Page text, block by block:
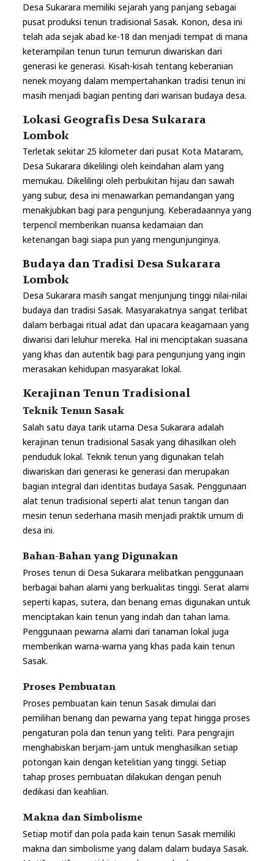
Desa Sukarara memiliki sejarah yang panjang sebagai
pusat produksi tenun tradisional Sasak. Konon, desa ini
telah ada sejak abad ke-18 dan menjadi tempat di mana
keterampilan tenun turun temurun diwariskan dari
generasi ke generasi. Kisah-kisah tentang keberanian
nenek moyang dalam mempertahankan tradisi tenun ini
masih menjadi bagian penting dari warisan budaya desa.
Lokasi Geografis Desa Sukarara
Lombok
Terletak sekitar 25 kilometer dari pusat Kota Mataram,
Desa Sukarara dikelilingi oleh keindahan alam yang
memukau. Dikelilingi oleh perbukitan hijau dan sawah
yang subur, desa ini menawarkan pemandangan yang
menakjubkan bagi para pengunjung. Keberadaannya yang
terpencil memberikan nuansa kedamaian dan
ketenangan bagi siapa pun yang mengunjunginya.
Budaya dan Tradisi Desa Sukarara
Lombok
Desa Sukarara masih sangat menjunjung tinggi nilai-nilai
budaya dan tradisi Sasak. Masyarakatnya sangat terlibat
dalam berbagai ritual adat dan upacara keagamaan yang
diwarisi dari leluhur mereka. Hal ini menciptakan suasana
yang khas dan autentik bagi para pengunjung yang ingin
merasakan kehidupan masyarakat lokal.
Kerajinan Tenun Tradisional
Teknik Tenun Sasak
Salah satu daya tarik utama Desa Sukarara adalah
kerajinan tenun tradisional Sasak yang dihasilkan oleh
penduduk lokal. Teknik tenun yang digunakan telah
diwariskan dari generasi ke generasi dan merupakan
bagian integral dari identitas budaya Sasak. Penggunaan
alat tenun tradisional seperti alat tenun tangan dan
mesin tenun sederhana masih menjadi praktik umum di
desa ini.
Bahan-Bahan yang Digunakan
Proses tenun di Desa Sukarara melibatkan penggunaan
berbagai bahan alami yang berkualitas tinggi. Serat alami
seperti kapas, sutera, dan benang emas digunakan untuk
menciptakan kain tenun yang indah dan tahan lama.
Penggunaan pewarna alami dari tanaman lokal juga
memberikan warna-warna yang khas pada kain tenun
Sasak.
Proses Pembuatan
Proses pembuatan kain tenun Sasak dimulai dari
pemilihan benang dan pewarna yang tepat hingga proses
pengaturan pola dan tenun yang teliti. Para pengrajin
menghabiskan berjam-jam untuk menghasilkan setiap
potongan kain dengan ketelitian yang tinggi. Setiap
tahap proses pembuatan dilakukan dengan penuh
dedikasi dan keahlian.
Makna dan Simbolisme
Setiap motif dan pola pada kain tenun Sasak memiliki
makna dan simbolisme yang dalam dalam budaya Sasak.